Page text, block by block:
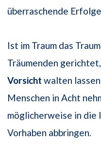
überraschende
Ist im Traum das
Träumenden
Vorsicht walten
Menschen in Acht
möglicherweise in die
Vorhaben abbringen.